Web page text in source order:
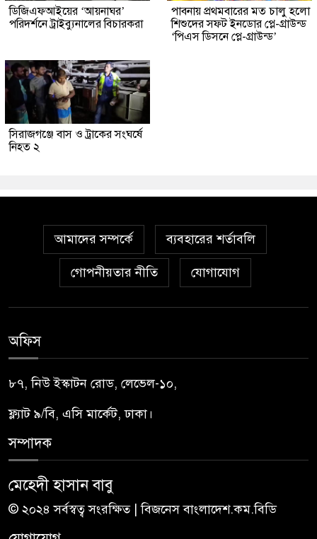
ডিজিএফআইয়ের ‘আয়নাঘর’
পরিদর্শনে ট্রাইব্যুনালের বিচারকরা
পাবনায় প্রথমবারের মত চালু হলো
শিশুদের সফট ইনডোর প্লে-গ্রাউন্ড
‘পিএস ডিসনে প্লে-গ্রাউন্ড’
সিরাজগঞ্জে বাস ও ট্রাকের সংঘর্ষে
নিহত ২
আমাদের সম্পর্কে ব্যবহারের শর্তাবলি
গোপনীয়তার নীতি যোগাযোগ
অফিস
৮৭, নিউ ইস্কাটন রোড, লেভেল-১০,
ফ্ল্যাট ৯/বি, এসি মার্কেট, ঢাকা।
সম্পাদক
মেহেদী হাসান বাবু
© ২০২৪ সর্বস্বত্ব সংরক্ষিত | বিজনেস বাংলাদেশ.কম.বিডি